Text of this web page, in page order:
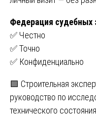
Федерация судебных
✅ Честно
✅ Точно
✅ Конфиденциально
Навигация
по
🟩 Строительная
руководство по
технического состояния